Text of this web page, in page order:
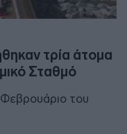
τρία άτομα
Σταθμό
Φεβρουάριο του